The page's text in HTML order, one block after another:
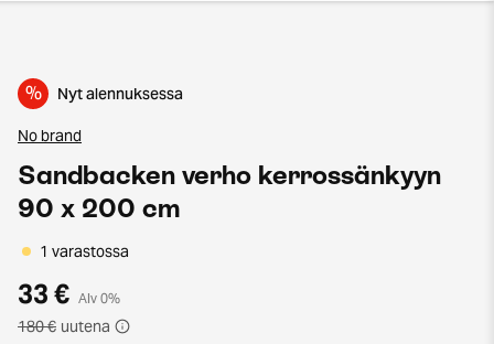
% Nyt alennuksessa
No brand
Sandbacken verho kerrossänkyyn
90 x 200 cm
1 varastossa
33 € Alv 0%
180 € uutena